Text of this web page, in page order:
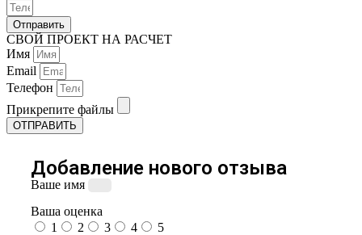
Отправить
СВОЙ ПРОЕКТ НА РАСЧЕТ
Имя
Email
Телефон
Прикрепите файлы
ОТПРАВИТЬ
Добавление нового отзыва
Ваше имя
Ваша оценка
1
2 3 4 5